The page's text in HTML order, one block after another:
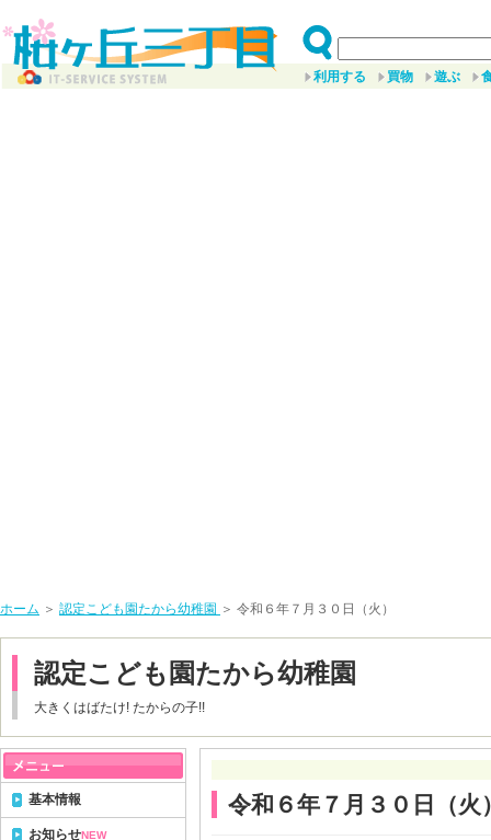
利用する 買物 遊ぶ
ホーム ＞ 認定こども園たから幼稚園 ＞ 令和６年７月３０日（火）
認定こども園たから幼稚園
大きくはばたけ! たからの子!!
令和６年７月３０日（火
基本情報
お知らせNEW